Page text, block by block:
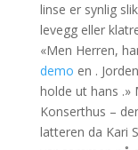
linse er synlig
levegg eller
«Men Herren,
demo en .
holde ut hans .»
Konserthus –
latteren da Kari